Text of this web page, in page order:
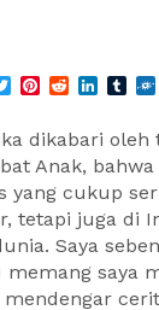
TwitterPinterest
Reddit
dikabari
Anak,
yang cukup
tetapi juga di
Saya
memang saya